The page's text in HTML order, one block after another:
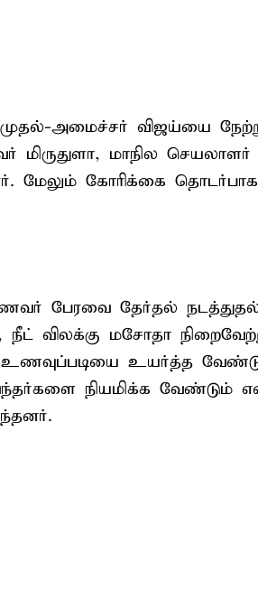
அமைச்சர் விஜய்யை
மிருதுளா, மாநில
மேலும் கோரிக்கை
பேரவை தேர்தல்
விலக்கு மசோதா
உணவுப்படியை உயர்த்த
நியமிக்க வேண்டும்